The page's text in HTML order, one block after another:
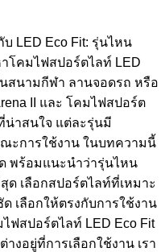
บ LED Eco Fit: รุ่นไหน
โคมไฟสปอร์ตไลท์ LED
สนามกีฬา ลานจอดรถ หรือ
II และ โคมไฟสปอร์ต
น่าสนใจ แต่ละรุ่นมี
ะการใช้งาน ในบทความนี้
ด พร้อมแนะนำว่ารุ่นไหน
เลือกสปอร์ตไลท์ที่เหมาะ
เลือกให้ตรงกับการใช้งาน
ฟสปอร์ตไลท์ LED Eco Fit
งอยู่ที่การเลือกใช้งาน เรา